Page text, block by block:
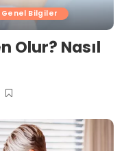
Genel Bilgiler
Olur? Nasıl